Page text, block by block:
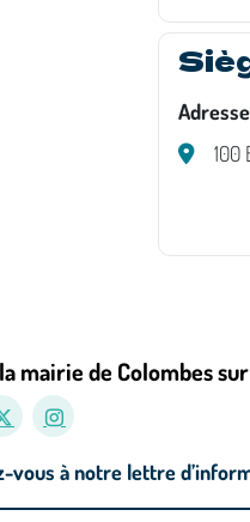
Adresse
100
mairie de Colombes
vous à notre lettre